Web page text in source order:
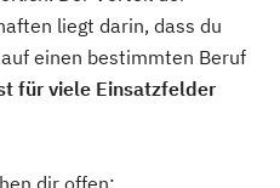
liegt darin, dass du
einen bestimmten Beruf
für viele Einsatzfelder